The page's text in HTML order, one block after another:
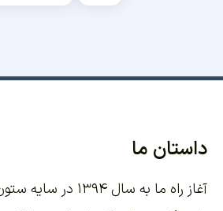
داستان ما
آغاز راه ما به سال